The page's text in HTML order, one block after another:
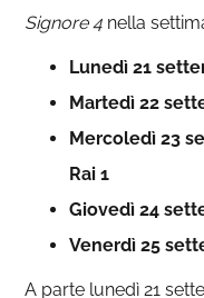
Signore 4 nella
Lunedì 21
Martedì 22
Mercoledì 23
Rai 1
Giovedì 24
Venerdì 25
A parte lunedì 21